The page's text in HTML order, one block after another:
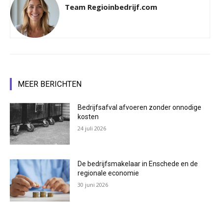
Team Regioinbedrijf.com
MEER BERICHTEN
Bedrijfsafval afvoeren zonder onnodige
kosten
24 juli 2026
De bedrijfsmakelaar in Enschede en de
regionale economie
30 juni 2026